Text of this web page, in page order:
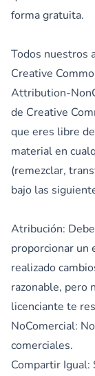
forma gratuita.
Todos nuestros
Creative
Attribution-
de Creative
que eres libre
material en
(remezclar,
bajo las
Atribución:
proporcionar un
realizado
razonable, pero
licenciante te
NoComercial:
comerciales.
Compartir Igual: